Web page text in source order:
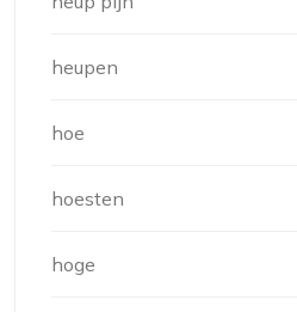
heupen
hoe
hoesten
hoge